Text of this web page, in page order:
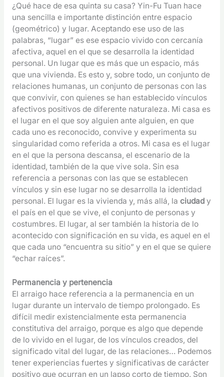
¿Qué hace de esa quinta su casa? Yin-Fu Tuan hace
una sencilla e importante distinción entre espacio
(geométrico) y lugar. Aceptando ese uso de las
palabras, “lugar” es ese espacio vivido con cercanía
afectiva, aquel en el que se desarrolla la identidad
personal. Un lugar que es más que un espacio, más
que una vivienda. Es esto y, sobre todo, un conjunto de
relaciones humanas, un conjunto de personas con las
que convivir, con quienes se han establecido vínculos
afectivos positivos de diferente naturaleza. Mi casa es
el lugar en el que soy alguien ante alguien, en que
cada uno es reconocido, convive y experimenta su
singularidad como referida a otros. Mi casa es el lugar
en el que la persona descansa, el escenario de la
identidad, también de la que vive sola. Sin esa
referencia a personas con las que se establecen
vínculos y sin ese lugar no se desarrolla la identidad
personal. El lugar es la vivienda y, más allá, la ciudad y
el país en el que se vive, el conjunto de personas y
costumbres. El lugar, al ser también la historia de lo
acontecido con significación en su vida, es aquel en el
que cada uno “encuentra su sitio” y en el que se quiere
“echar raíces”.
Permanencia y pertenencia
El arraigo hace referencia a la permanencia en un
lugar durante un intervalo de tiempo prolongado. Es
difícil medir existencialmente esta permanencia
constitutiva del arraigo, porque es algo que depende
de lo vivido en el lugar, de los vínculos creados, del
significado vital del lugar, de las relaciones… Podemos
tener experiencias fuertes y significativas de carácter
positivo que ocurran en un lapso corto de tiempo. Son